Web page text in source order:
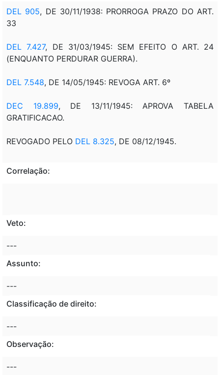
DEL 905, DE 30/11/1938: PRORROGA PRAZO DO ART.
33
DEL 7.427, DE 31/03/1945: SEM EFEITO O ART. 24
(ENQUANTO PERDURAR GUERRA).
DEL 7.548, DE 14/05/1945: REVOGA ART. 6º
DEC 19.899, DE 13/11/1945: APROVA TABELA
GRATIFICACAO.
REVOGADO PELO DEL 8.325, DE 08/12/1945.
Correlação:
Veto:
---
Assunto:
---
Classificação de direito:
---
Observação:
---